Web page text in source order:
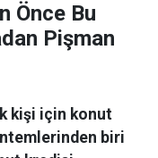
Önce Bu
Pişman
kişi için konut
biri